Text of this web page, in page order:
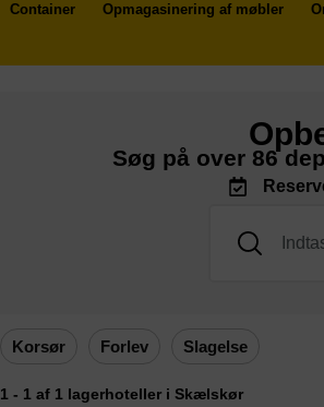
Container Opmagasinering af møbler
Søg på over 86
Korsør Forlev Slagelse
1 - 1 af 1 lagerhoteller i Skælskør